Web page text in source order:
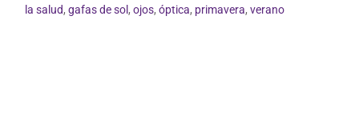
la salud, gafas de sol , ojos, óptica, primavera, verano